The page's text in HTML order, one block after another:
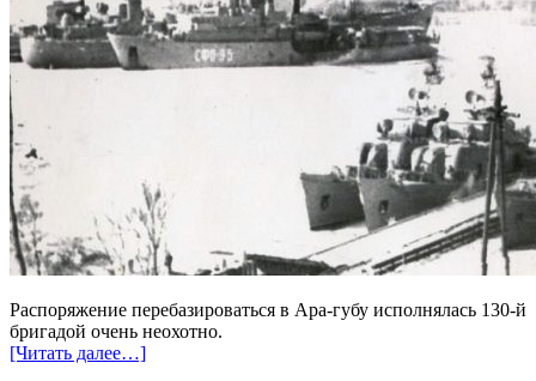
Распоряжение перебазироваться в Ара-губу исполнялась 130-й
бригадой очень неохотно.
[Читать далее…]